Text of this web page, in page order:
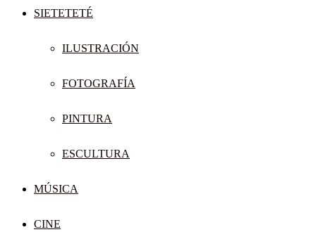
SIETETETÉ
ILUSTRACIÓN
FOTOGRAFÍA
PINTURA
ESCULTURA
MÚSICA
CINE